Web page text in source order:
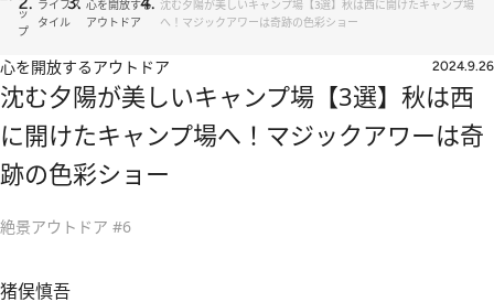
ッ
プ
ライフス
タイル
心を開放する
アウトドア
沈む夕陽が美しいキャンプ場【3選】秋は西に開けたキャンプ場
へ！マジックアワーは奇跡の色彩ショー
心を開放するアウトドア 2024.9.26
沈む夕陽が美しいキャンプ場【3選】秋は西
に開けたキャンプ場へ！マジックアワーは奇
跡の色彩ショー
絶景アウトドア #6
猪俣慎吾